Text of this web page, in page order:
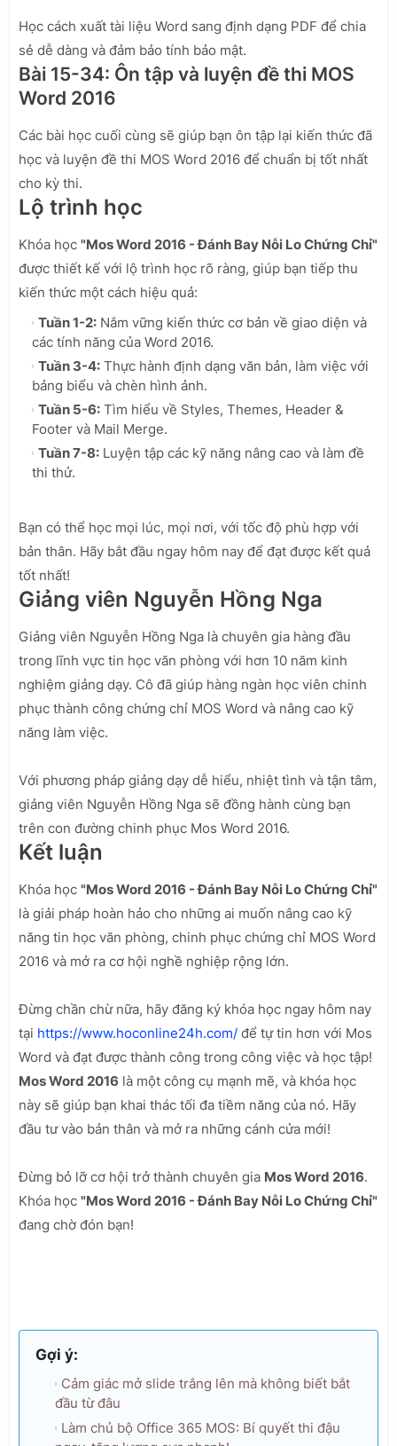
Học cách xuất tài liệu Word sang định dạng PDF để chia
sẻ dễ dàng và đảm bảo tính bảo mật.
Bài 15-34: Ôn tập và luyện đề thi MOS
Word 2016
Các bài học cuối cùng sẽ giúp bạn ôn tập lại kiến thức đã
học và luyện đề thi MOS Word 2016 để chuẩn bị tốt nhất
cho kỳ thi.
Lộ trình học
Khóa học "Mos Word 2016 - Đánh Bay Nỗi Lo Chứng Chỉ"
được thiết kế với lộ trình học rõ ràng, giúp bạn tiếp thu
kiến thức một cách hiệu quả:
Tuần 1-2: Nắm vững kiến thức cơ bản về giao diện và
các tính năng của Word 2016.
Tuần 3-4: Thực hành định dạng văn bản, làm việc với
bảng biểu và chèn hình ảnh.
Tuần 5-6: Tìm hiểu về Styles, Themes, Header &
Footer và Mail Merge.
Tuần 7-8: Luyện tập các kỹ năng nâng cao và làm đề
thi thử.
Bạn có thể học mọi lúc, mọi nơi, với tốc độ phù hợp với
bản thân. Hãy bắt đầu ngay hôm nay để đạt được kết quả
tốt nhất!
Giảng viên Nguyễn Hồng Nga
Giảng viên Nguyễn Hồng Nga là chuyên gia hàng đầu
trong lĩnh vực tin học văn phòng với hơn 10 năm kinh
nghiệm giảng dạy. Cô đã giúp hàng ngàn học viên chinh
phục thành công chứng chỉ MOS Word và nâng cao kỹ
năng làm việc.
Với phương pháp giảng dạy dễ hiểu, nhiệt tình và tận tâm,
giảng viên Nguyễn Hồng Nga sẽ đồng hành cùng bạn
trên con đường chinh phục Mos Word 2016.
Kết luận
Khóa học "Mos Word 2016 - Đánh Bay Nỗi Lo Chứng Chỉ"
là giải pháp hoàn hảo cho những ai muốn nâng cao kỹ
năng tin học văn phòng, chinh phục chứng chỉ MOS Word
2016 và mở ra cơ hội nghề nghiệp rộng lớn.
Đừng chần chừ nữa, hãy đăng ký khóa học ngay hôm nay
tại https://www.hoconline24h.com/ để tự tin hơn với Mos
Word và đạt được thành công trong công việc và học tập!
Mos Word 2016 là một công cụ mạnh mẽ, và khóa học
này sẽ giúp bạn khai thác tối đa tiềm năng của nó. Hãy
đầu tư vào bản thân và mở ra những cánh cửa mới!
Đừng bỏ lỡ cơ hội trở thành chuyên gia Mos Word 2016.
Khóa học "Mos Word 2016 - Đánh Bay Nỗi Lo Chứng Chỉ"
đang chờ đón bạn!
Gợi ý:
Cảm giác mở slide trắng lên mà không biết bắt
đầu từ đâu
Làm chủ bộ Office 365 MOS: Bí quyết thi đậu